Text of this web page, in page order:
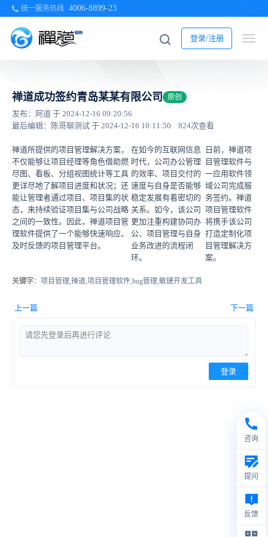
统一服务热线 4006-8899-23
登录/注册
禅道成功签约青岛某某有限公司 原创
发布：阿道 于 2024-12-16 09:20:56
最后编辑：陈哥聊测试 于 2024-12-16 10:11:50
824次查看
日前，禅道项
目管理软件与
一应用软件领
域公司完成服
务签约。禅道
项目管理软件
将携手该公司
打造定制化项
目管理解决方
案。
在如今的互联网信息
时代，公司办公管理
的效率、项目交付的
速度与自身是否能够
稳定发展有着密切的
关系。如今，该公司
更加注重构建协同办
公、项目管理与自身
业务改进的流程闭
环。
禅道所提供的项目管理解决方案，
不仅能够让项目经理等角色借助燃
尽图、看板、分组视图统计等工具
更详尽地了解项目进度和状况；还
能让管理者通过项目、项目集的状
态，来持续验证项目集与公司战略
之间的一致性。因此，禅道项目管
理软件提供了一个能够快速响应、
及时反馈的项目管理平台。
关键字：项目管理,禅道,项目管理软件,bug管理,敏捷开发工具
上一篇 下一篇
登录
咨询
提问
反馈